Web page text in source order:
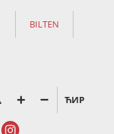
BILTEN
ЋИР